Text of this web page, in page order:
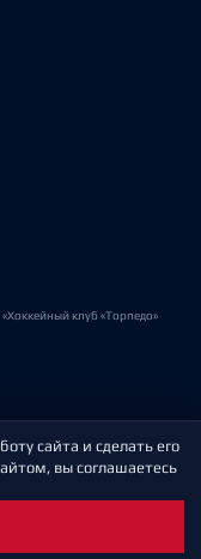
клуб «Торпедо»
сайта и сделать его
вы соглашаетесь